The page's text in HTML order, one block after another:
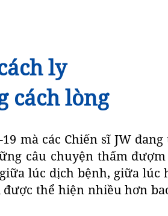
ly
cách lòng
mà các Chiến sĩ JW
câu chuyện thấm
lúc dịch bệnh, giữa lúc
thể hiện nhiều hơn